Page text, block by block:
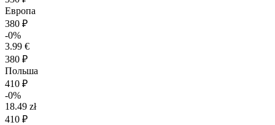
Европа
380 ₽
-0%
3.99 €
380 ₽
Польша
410 ₽
-0%
18.49 zł
410 ₽